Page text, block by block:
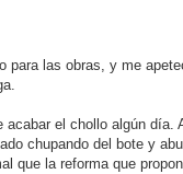
para las obras, y me
acabar el chollo algún día.
chupando del bote y
que la reforma que